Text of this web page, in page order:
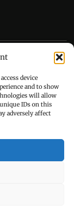
device
and to show
will allow
IDs on this
adversely affect